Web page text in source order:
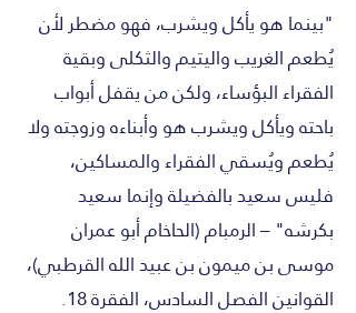
"بينما هو يأكل ويشرب، فهو مضطر لأن
يُطعم الغريب واليتيم والثكلى وبقية
الفقراء البؤساء، ولكن من يقفل أبواب
باحته ويأكل ويشرب هو وأبناءه وزوجته ولا
يُطعم ويُسقي الفقراء والمساكين،
فليس سعيد بالفضيلة وإنما سعيد
بكرشه" – الرمبام (الحاخام أبو عمران
موسى بن ميمون بن عبيد الله القرطبي)،
القوانين الفصل السادس، الفقرة 18.